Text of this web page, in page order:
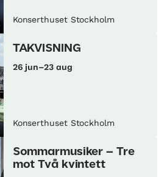
Konserthuset Stockholm
TAKVISNING
26 jun–23 aug
Konserthuset Stockholm
Sommarmusiker – Tre
mot Två kvintett